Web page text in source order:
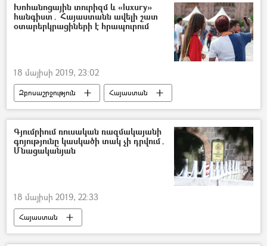
Խոհանոցային տուրիզմ և «luxury»
հանգիստ․ Հայաստանն ավելի շատ
օտարերկրացիների է հրապուրում
18 մայիսի 2019, 23:02
Զբոսաշրջություն Հայաստան
Գյումրիում ռուսական ռազմակայանի
գոյությունը կասկածի տակ չի դրվում․
Մնացականյան
18 մայիսի 2019, 22:33
Հայաստան